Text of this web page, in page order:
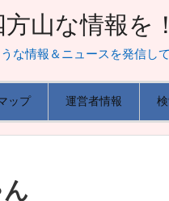
山な情報を！
な情報＆ニュースを発信して
ップ 運営者情報